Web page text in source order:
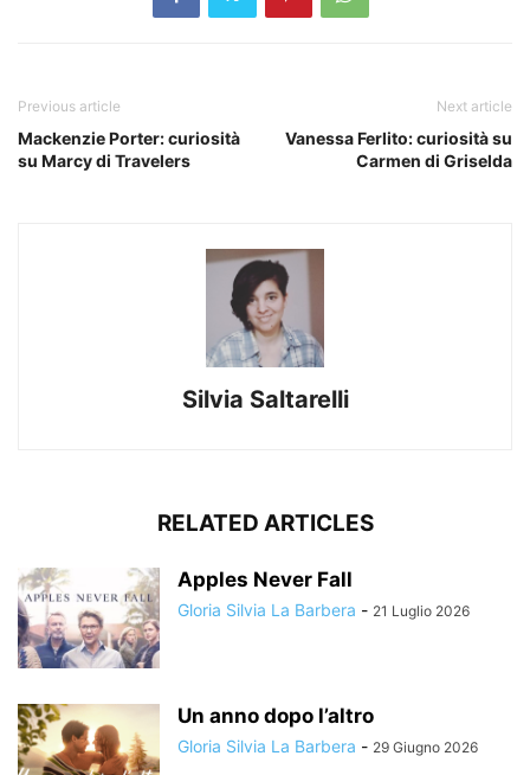
Previous article
Mackenzie Porter: curiosità
su Marcy di Travelers
Next article
Vanessa Ferlito: curiosità su
Carmen di Griselda
Silvia Saltarelli
RELATED ARTICLES
Apples Never Fall
Gloria Silvia La Barbera - 21 Luglio 2026
Un anno dopo l’altro
Gloria Silvia La Barbera - 29 Giugno 2026